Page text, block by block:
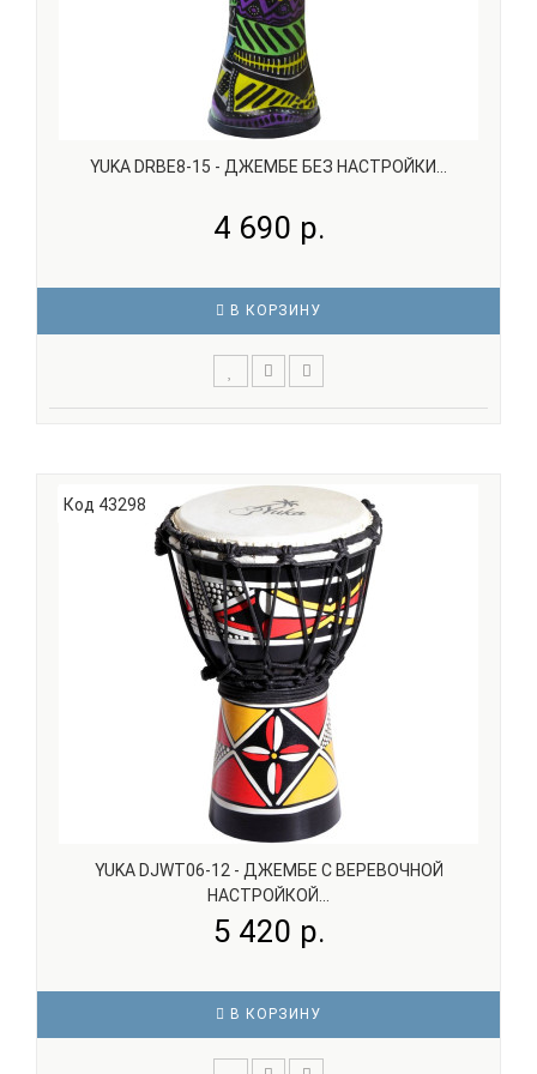
YUKA DRBE8-15 - ДЖЕМБЕ БЕЗ НАСТРОЙКИ...
4 690 р.
В КОРЗИНУ
использовать барабан на улице, не боясь дождя и даже
снега. Таким образом, этот думбек – идеальный похо..
Код 43298
YUKA DJWT06-12 - ДЖЕМБЕ С ВЕРЕВОЧНОЙ
НАСТРОЙКОЙ...
5 420 р.
В КОРЗИНУ